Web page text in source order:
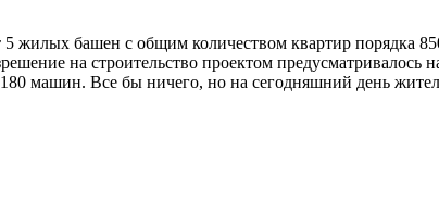
жилых башен с общим количеством квартир порядка
на строительство проектом
машин. Все бы ничего, но на сегодняшний день